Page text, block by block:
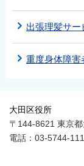
出張理髪サー
重度身体障害
大田区役所
〒144-8621 東京
電話：03-5744-